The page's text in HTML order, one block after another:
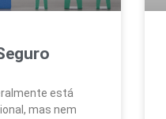
está
mas nem